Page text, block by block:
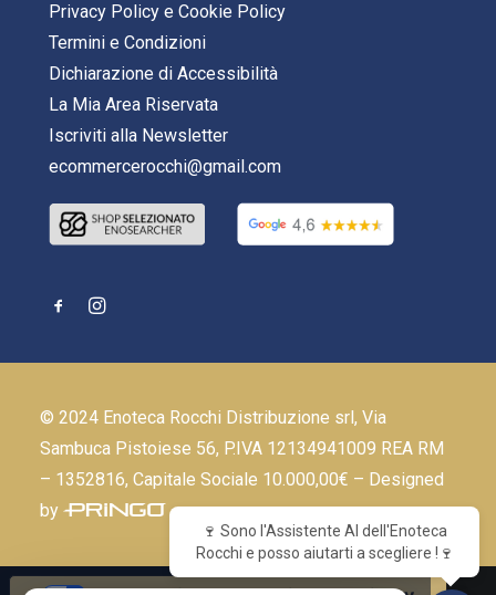
Privacy Policy e Cookie Policy
Termini e Condizioni
Dichiarazione di Accessibilità
La Mia Area Riservata
Iscriviti alla Newsletter
ecommercerocchi@gmail.com
© 2024 Enoteca Rocchi Distribuzione srl, Via
Sambuca Pistoiese 56, P.IVA 12134941009 REA RM
– 1352816, Capitale Sociale 10.000,00€ – Designed
by
🍷 Sono l'Assistente AI dell'Enoteca
Rocchi e posso aiutarti a scegliere !🍷